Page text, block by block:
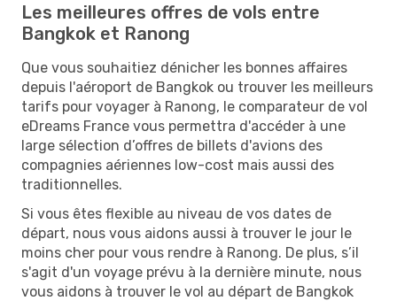
Les meilleures offres de vols entre
Bangkok et Ranong
Que vous souhaitiez dénicher les bonnes affaires
depuis l'aéroport de Bangkok ou trouver les meilleurs
tarifs pour voyager à Ranong, le comparateur de vol
eDreams France vous permettra d'accéder à une
large sélection d’offres de billets d'avions des
compagnies aériennes low-cost mais aussi des
traditionnelles.
Si vous êtes flexible au niveau de vos dates de
départ, nous vous aidons aussi à trouver le jour le
moins cher pour vous rendre à Ranong. De plus, s’il
s'agit d'un voyage prévu à la dernière minute, nous
vous aidons à trouver le vol au départ de Bangkok